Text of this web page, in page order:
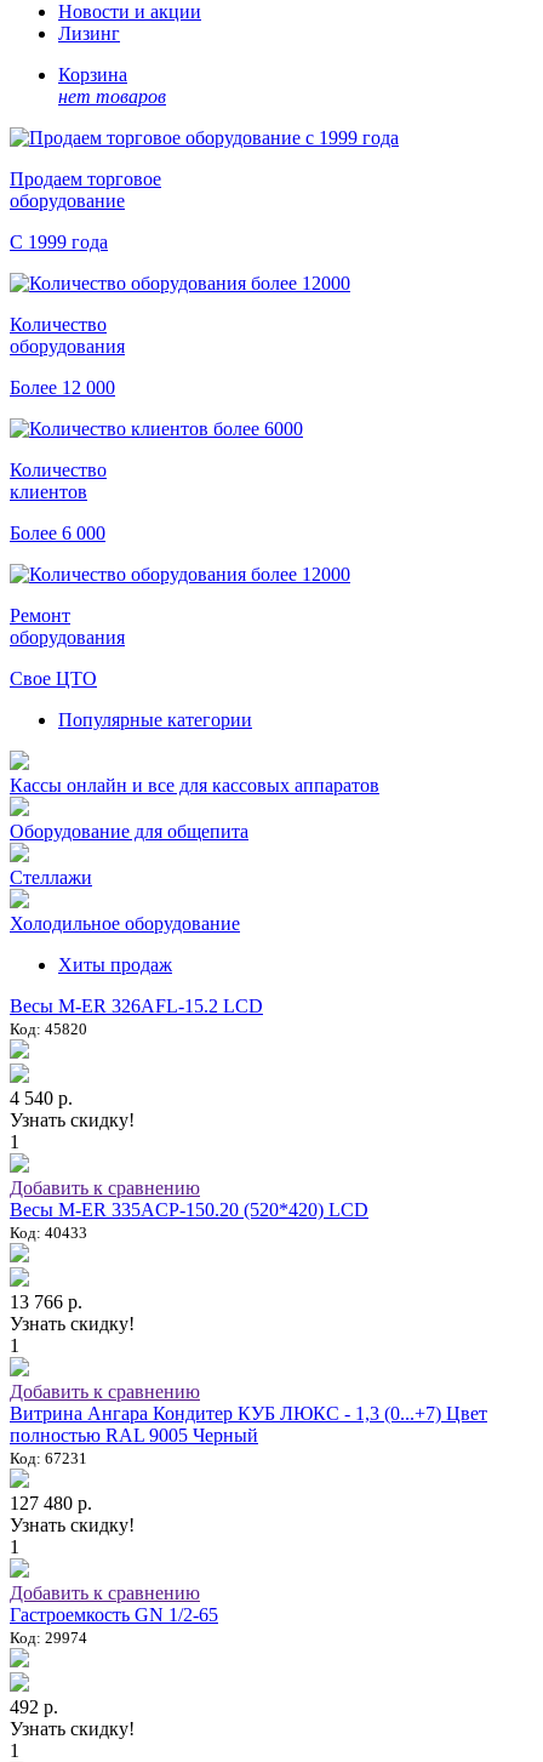
Новости и акции
Лизинг
Корзина
нет товаров
Продаем торговое
оборудование
С 1999 года
Количество
оборудования
Более 12 000
Количество
клиентов
Более 6 000
Ремонт
оборудования
Свое ЦТО
Популярные категории
Кассы онлайн и все для кассовых аппаратов
Оборудование для общепита
Стеллажи
Холодильное оборудование
Хиты продаж
Весы M-ER 326AFL-15.2 LCD
Код: 45820
4 540 р.
Узнать скидку!
1
Добавить к сравнению
Весы M-ER 335ACP-150.20 (520*420) LCD
Код: 40433
13 766 р.
Узнать скидку!
1
Добавить к сравнению
Витрина Ангара Кондитер КУБ ЛЮКС - 1,3 (0...+7) Цвет
полностью RAL 9005 Черный
Код: 67231
127 480 р.
Узнать скидку!
1
Добавить к сравнению
Гастроемкость GN 1/2-65
Код: 29974
492 р.
Узнать скидку!
1